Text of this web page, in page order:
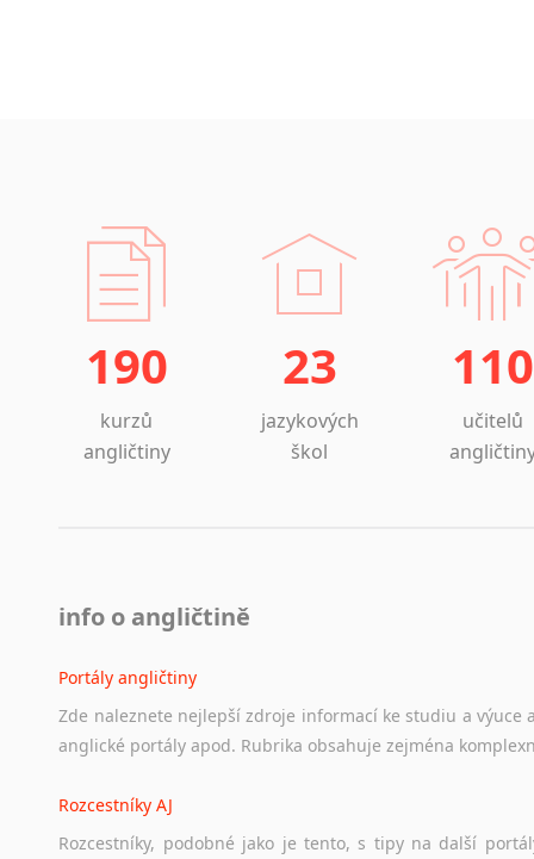
190
kurzů
angličtiny
23
jazykových
škol
110
učitelů
info o angličtině
Portály angličtiny
Zde naleznete nejlepší zdroje informací ke studiu a výuce
anglické portály apod. Rubrika obsahuje zejména
Rozcestníky AJ
Rozcestníky, podobné jako je tento, s tipy na další